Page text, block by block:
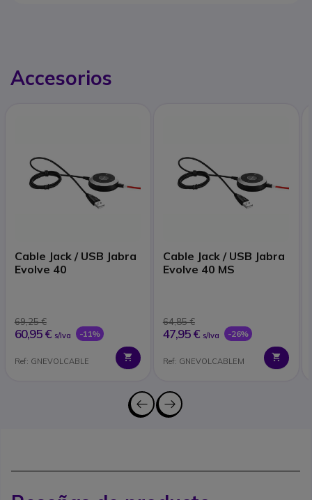
Accesorios
Cable Jack / USB Jabra
Evolve 40
69,25 €
60,95 € s/Iva -11%
Ref: GNEVOLCABLE
Cable Jack / USB Jabra
Evolve 40 MS
64,85 €
47,95 € s/Iva -26%
Ref: GNEVOLCABLEM